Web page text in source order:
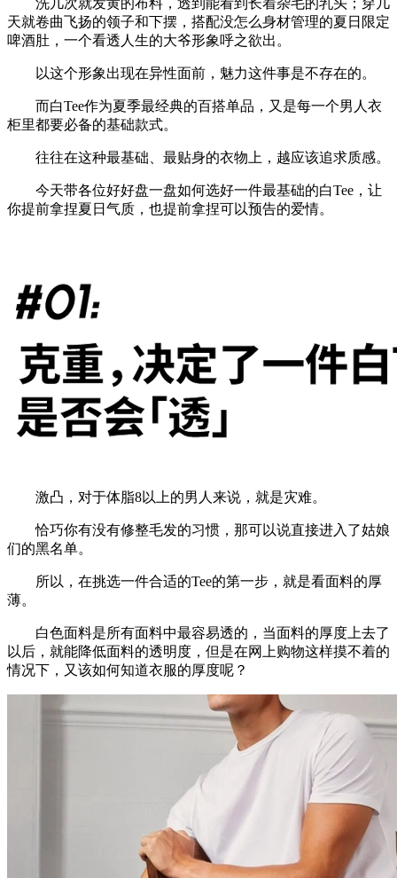
天就卷曲飞扬的领子和下摆，搭配没怎么身材管理的夏日限定
啤酒肚，一个看透人生的大爷形象呼之欲出。
以这个形象出现在异性面前，魅力这件事是不存在的。
而白Tee作为夏季最经典的百搭单品，又是每一个男人衣
柜里都要必备的基础款式。
往往在这种最基础、最贴身的衣物上，越应该追求质感。
今天带各位好好盘一盘如何选好一件最基础的白Tee，让
你提前拿捏夏日气质，也提前拿捏可以预告的爱情。
激凸，对于体脂8以上的男人来说，就是灾难。
恰巧你有没有修整毛发的习惯，那可以说直接进入了姑娘
们的黑名单。
所以，在挑选一件合适的Tee的第一步，就是看面料的厚
薄。
白色面料是所有面料中最容易透的，当面料的厚度上去了
以后，就能降低面料的透明度，但是在网上购物这样摸不着的
情况下，又该如何知道衣服的厚度呢？